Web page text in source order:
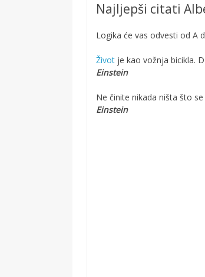
Najljepši citati
Logika će vas odvesti od A
Život je kao vožnja bicikla.
Einstein
Ne činite nikada ništa što
Einstein